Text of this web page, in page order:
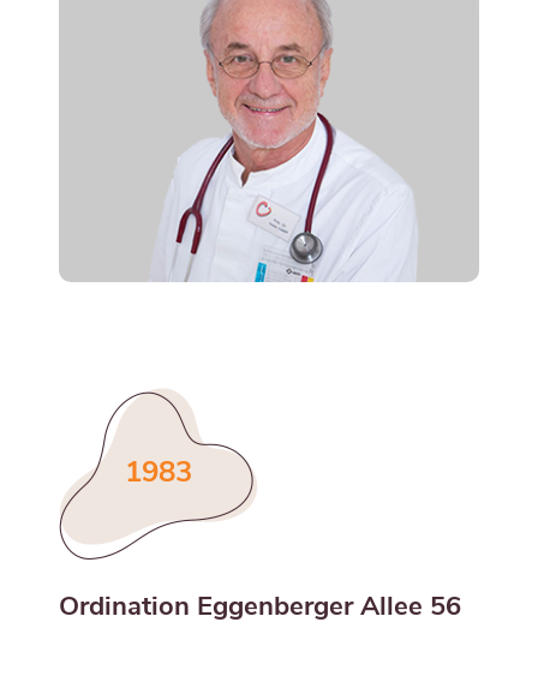
1983
Ordination Eggenberger Allee 56